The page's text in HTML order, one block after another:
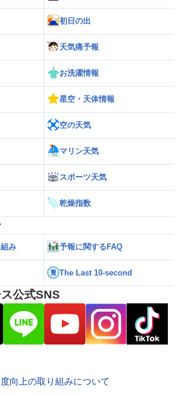
初日の出
天気痛予報
お洗濯情報
星空・天体情報
空の天気
マリン天気
スポーツ天気
乾燥指数
み 予報に関するFAQ
The Last 10-second
公式SNS
向上の取り組みについて